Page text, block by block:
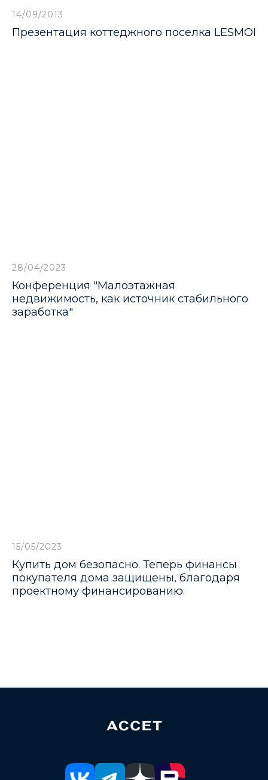
14/09/2013
Презентация коттеджного поселка LESMOI
28/04/2023
Конференция "Малоэтажная
недвижимость, как источник стабильного
заработка"
15/05/2023
Купить дом безопасно. Теперь финансы
покупателя дома защищены, благодаря
проектному финансированию.